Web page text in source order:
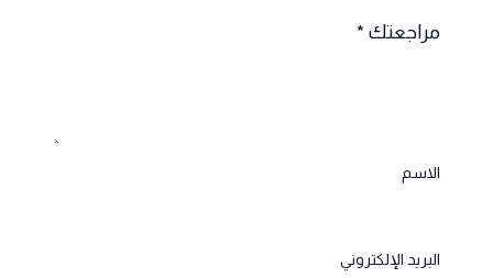
مراجعتك *
الاسم
البريد الإلكتروني